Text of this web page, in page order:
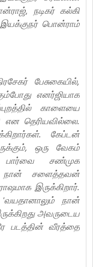
நடிகர் கல்கி
இயக்குநர் பொன்ராம்
பேசுகையில்,
எனர்ஜியாக
காளையை
என தெரியவில்லை.
கேப்டன்
ஒரு வேகம்
பார்வை சண்முக
நான் சளைத்தவன்
இருக்கிறார்.‌
நான்
அவருடைய
படத்தின் வீரத்தை